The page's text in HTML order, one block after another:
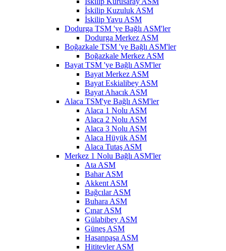
İskilip Kuzuluk ASM
İskilip Yavu ASM
Dodurga TSM 'ye Bağlı ASM'ler
Dodurga Merkez ASM
Boğazkale TSM 'ye Bağlı ASM'ler
Boğazkale Merkez ASM
Bayat TSM 'ye Bağlı ASM'ler
Bayat Merkez ASM
Bayat Eskialibey ASM
Bayat Ahacık ASM
Alaca TSM'ye Bağlı ASM'ler
Alaca 1 Nolu ASM
Alaca 2 Nolu ASM
Alaca 3 Nolu ASM
Alaca Hüyük ASM
Alaca Tutaş ASM
Merkez 1 Nolu Bağlı ASM'ler
Ata ASM
Bahar ASM
Akkent ASM
Bağcılar ASM
Buhara ASM
Çınar ASM
Gülabibey ASM
Güneş ASM
Hasanpaşa ASM
Hititevler ASM